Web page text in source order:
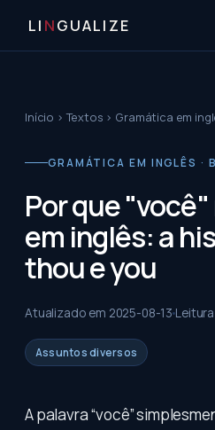
LI NGUALIZE
Início ›Textos › Gramática em
GRAMÁTICA EM INGLÊS ·
Por que
em inglês: a
thou e you
Atualizado em 2025-08-13
Assuntos diversos
A palavra “você”